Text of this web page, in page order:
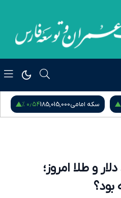
سکه امامی185,015,000۰٫۵۴ %
و طلا امروز؛